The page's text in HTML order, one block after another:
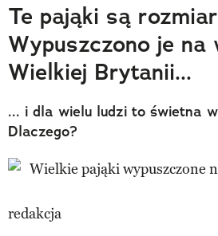
Trendbook Podróżniczy
Polecane
Te pająki są
Wypuszczono je na
Wielkiej Brytanii...
... i dla wielu ludzi to świetna
Dlaczego?
redakcja